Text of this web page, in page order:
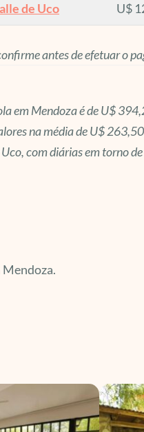
de Uco U$
antes de efetuar o
em Mendoza é de U$
na média de U$
com diárias em torno
Mendoza.